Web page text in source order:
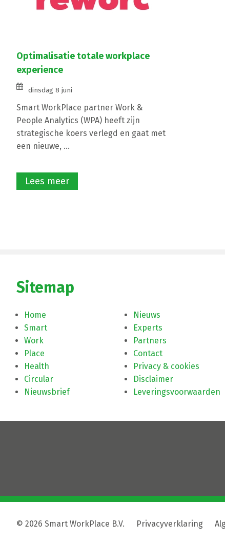
Optimalisatie totale workplace
experience
dinsdag 8 juni
Smart WorkPlace partner Work &
People Analytics (WPA) heeft zijn
strategische koers verlegd en gaat met
een nieuwe, ...
Lees meer
Sitemap
Home
Smart
Work
Place
Health
Circular
Nieuwsbrief
Nieuws
Experts
Partners
Contact
Privacy & cookies
Disclaimer
Leveringsvoorwaarden
© 2026 Smart WorkPlace B.V. Privacyverklaring